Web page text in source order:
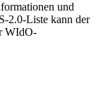
und
2.0-Liste kann der
WIdO-